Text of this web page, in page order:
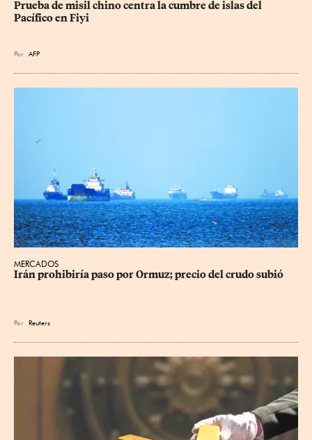
Prueba de misil chino centra la cumbre de islas del
Pacífico en Fiyi
Por AFP
MERCADOS
Irán prohibiría paso por Ormuz; precio del crudo subió
Por Reuters